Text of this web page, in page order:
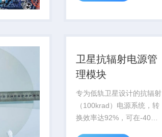
卫星抗辐射电源管
理模块
专为低轨卫星设计的抗辐射
（100krad）电源系统，转
换效率达92%，可在-40℃